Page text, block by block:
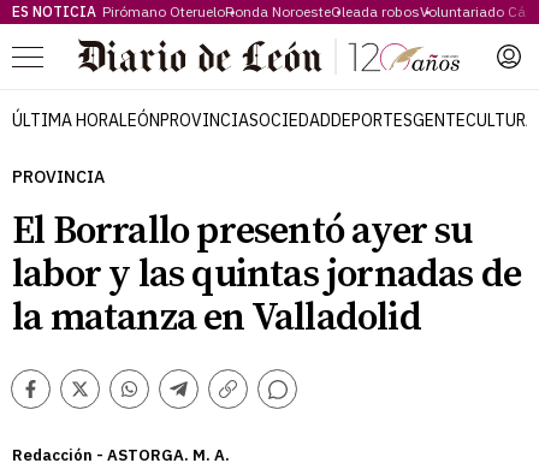
ES NOTICIA Pirómano OterueloRonda NoroesteOleada robosVoluntariado
Menú
ÚLTIMA HORALEÓNPROVINCIASOCIEDADDEPORTESGENTECULTURA
PROVINCIA
El Borrallo presentó ayer su
labor y las quintas jornadas de
la matanza en Valladolid
Facebook
TwitterWhatsappTelegram
Copiar
Comentarios
Redacción - ASTORGA. M. A.